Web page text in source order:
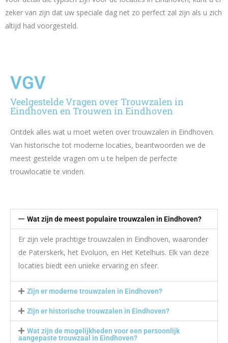
zeker van zijn dat uw speciale dag net zo perfect zal zijn als u zich
altijd had voorgesteld.
VGV
Veelgestelde Vragen over Trouwzalen in
Eindhoven en Trouwen in Eindhoven
Ontdek alles wat u moet weten over trouwzalen in Eindhoven.
Van historische tot moderne locaties, beantwoorden we de
meest gestelde vragen om u te helpen de perfecte
trouwlocatie te vinden.
Wat zijn de meest populaire trouwzalen in Eindhoven?
Er zijn vele prachtige trouwzalen in Eindhoven, waaronder
de Paterskerk, het Evoluon, en Het Ketelhuis. Elk van deze
locaties biedt een unieke ervaring en sfeer.
Zijn er moderne trouwzalen in Eindhoven?
Zijn er historische trouwzalen in Eindhoven?
Wat zijn de mogelijkheden voor een persoonlijk
aangepaste trouwzaal in Eindhoven?